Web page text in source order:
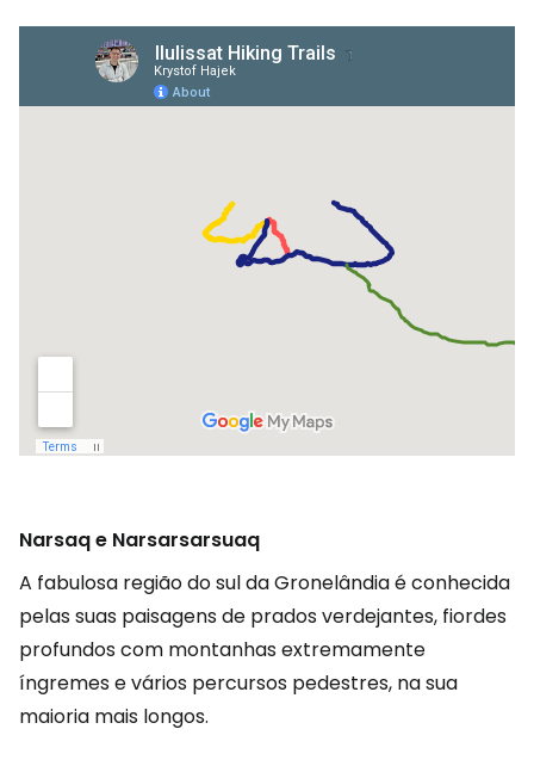
Narsaq e Narsarsarsuaq
A fabulosa região do sul da Gronelândia é conhecida
pelas suas paisagens de prados verdejantes, fiordes
profundos com montanhas extremamente
íngremes e vários percursos pedestres, na sua
maioria mais longos.